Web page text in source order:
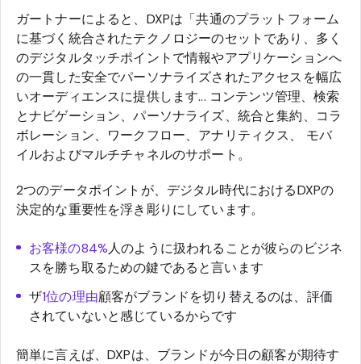
ガートナーによると、DXPは「共通のプラットフォーム
に基づく統合されたテクノロジーのセットであり、多く
のデジタルタッチポイントで情報やアプリケーションへ
の一貫した安全でパーソナライズされたアクセスを幅広
いオーディエンスに提供します... コンテンツ管理、検索
とナビゲーション、パーソナライズ、統合と集約、コラ
ボレーション、ワークフロー、アナリティクス、 モバ
イルおよびマルチチャネルのサポート。
2つのデータポイントが、デジタル時代におけるDXPの
決定的な重要性を浮き彫りにしています。
お客様の84%人のように扱われることが彼らのビジネ
スを勝ち取るための鍵であると言います
ザ1位の理由顧客がブランドを切り替えるのは、評価
されていないと感じているからです
簡単に言えば、DXPは、ブランドが今日の顧客が期待す